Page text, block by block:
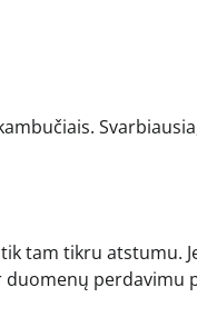
tam tikru atstumu.
duomenų perdavimu